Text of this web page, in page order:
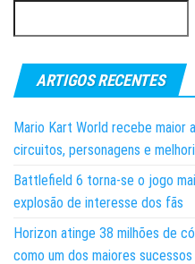
ARTIGOS RECENTES
Mario Kart World recebe maior
circuitos, personagens e
Battlefield 6 torna-se o jogo
explosão de interesse dos fãs
Horizon atinge 38 milhões de
como um dos maiores